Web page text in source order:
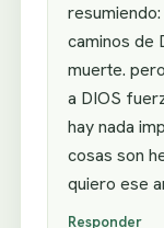
caminos de
muerte.
a DIOS
hay nada
cosas son
quiero ese
Responder